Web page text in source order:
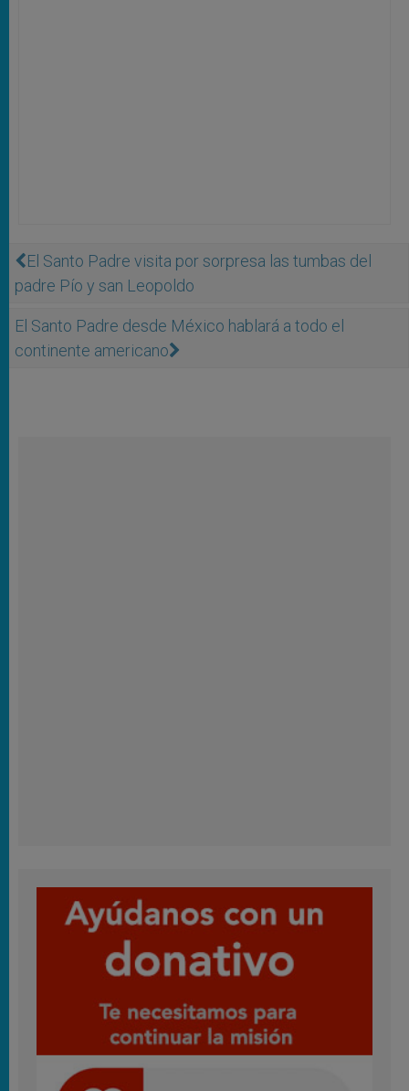
El Santo Padre visita por sorpresa las tumbas del
padre Pío y san Leopoldo
El Santo Padre desde México hablará a todo el
continente americano